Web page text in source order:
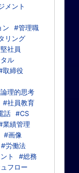
メント
ン
#管理職
リング
社員
ル
取締役
理的思考
#社員教育
話 #CS
業績管理
#画像
#労働法
ト
#総務
フロー